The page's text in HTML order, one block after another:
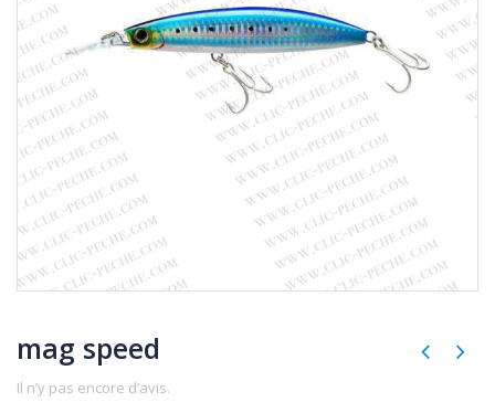
mag speed
Il n’y pas encore d’avis.